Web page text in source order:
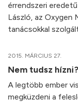
érrendszeri
László, az Oxygen
tanácsokkal
2015. MÁRCIUS 27.
Nem tudsz
A legtöbb ember
megküzdeni a